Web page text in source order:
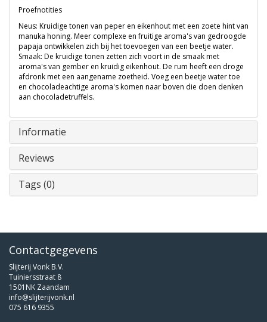
Proefnotities
Neus: Kruidige tonen van peper en eikenhout met een zoete hint van
manuka honing. Meer complexe en fruitige aroma's van gedroogde
papaja ontwikkelen zich bij het toevoegen van een beetje water.
Smaak: De kruidige tonen zetten zich voort in de smaak met
aroma's van gember en kruidig ​​eikenhout. De rum heeft een droge
afdronk met een aangename zoetheid. Voeg een beetje water toe
en chocoladeachtige aroma's komen naar boven die doen denken
aan chocoladetruffels.
Informatie
Reviews
Tags (0)
Contactgegevens
Slijterij Vonk B.V.
Tuiniersstraat 8
1501NK Zaandam
info@slijterijvonk.nl
075 616 9355